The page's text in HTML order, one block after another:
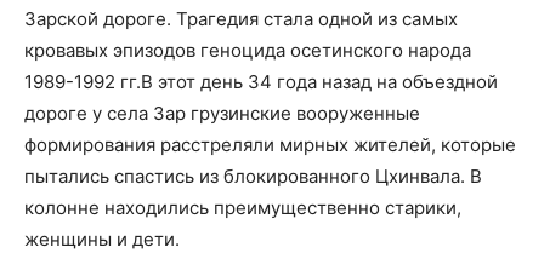
Зарской дороге. Трагедия стала одной из самых
кровавых эпизодов геноцида осетинского народа
1989-1992 гг.В этот день 34 года назад на объездной
дороге у села Зар грузинские вооруженные
формирования расстреляли мирных жителей, которые
пытались спастись из блокированного Цхинвала. В
колонне находились преимущественно старики,
женщины и дети.